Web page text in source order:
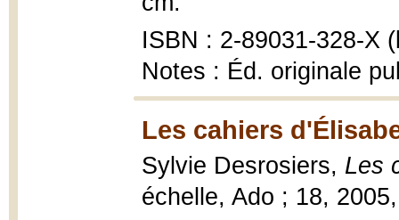
ISBN : 2-89031-328-X
Notes : Éd. originale
Les cahiers
Sylvie Desrosiers, Les
échelle, Ado ; 18,